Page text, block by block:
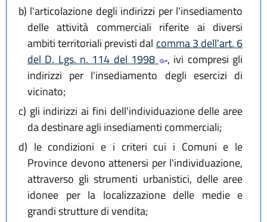
b) l'articolazione degli indirizzi per l'insediamento
delle attività commerciali riferite ai diversi
ambiti territoriali previsti dal comma 3 dell'art. 6
del D. Lgs. n. 114 del 1998
, ivi compresi gli
indirizzi per l'insediamento degli esercizi di
vicinato;
c) gli indirizzi ai fini dell'individuazione delle aree
da destinare agli insediamenti commerciali;
d) le condizioni e i criteri cui i Comuni e le
Province devono attenersi per l'individuazione,
attraverso gli strumenti urbanistici, delle aree
idonee per la localizzazione delle medie e
grandi strutture di vendita;